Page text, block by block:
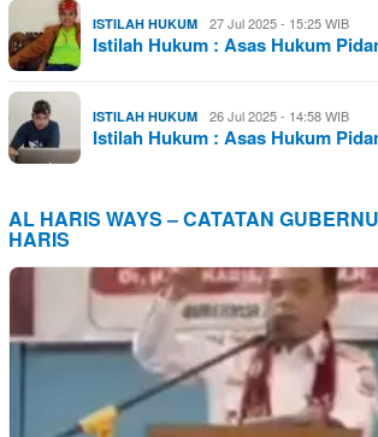
ISTILAH HUKUM 27 Jul 2025 - 15:25 WIB
Istilah Hukum : Asas Hukum
ISTILAH HUKUM 26 Jul 2025 - 14:58 WIB
Istilah Hukum : Asas Hukum
AL HARIS WAYS – CATATAN
HARIS